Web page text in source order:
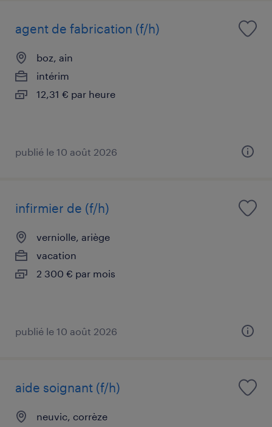
agent de fabrication (f/h)
boz, ain
intérim
12,31 € par heure
publié le 10 août 2026
infirmier de (f/h)
verniolle, ariège
vacation
2 300 € par mois
publié le 10 août 2026
aide soignant (f/h)
neuvic, corrèze